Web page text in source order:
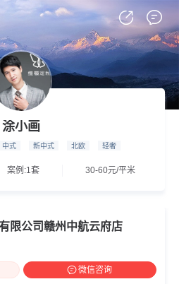
涂小画
中式 新中式 北欧 轻奢
案例:1套 30-60元/平米
限公司赣州中航云府店
微信咨询